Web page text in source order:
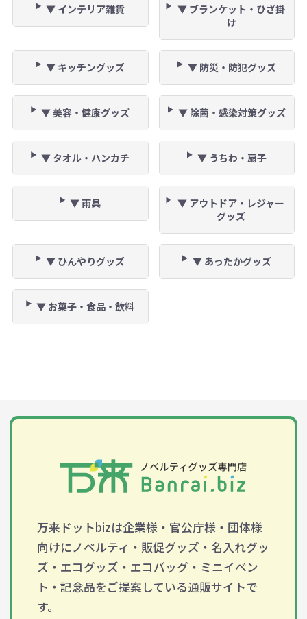
▼ インテリア雑貨
▼ ブランケット・ひざ掛
け
▼ キッチングッズ ▼ 防災・防犯グッズ
▼ 美容・健康グッズ ▼ 除菌・感染対策グッズ
▼ タオル・ハンカチ ▼ うちわ・扇子
▼ 雨具
▼ アウトドア・レジャー
グッズ
▼ ひんやりグッズ ▼ あったかグッズ
▼ お菓子・食品・飲料
万来ドットbizは企業様・官公庁様・団体様
向けにノベルティ・販促グッズ・名入れグッ
ズ・エコグッズ・エコバッグ・ミニイベン
ト・記念品をご提案している通販サイトで
す。